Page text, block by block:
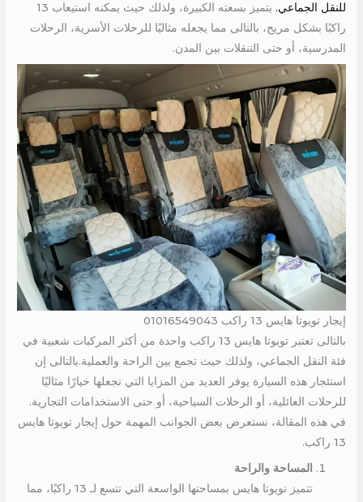
للنقل الجماعي.
يتميز بسعته الكبيرة، ولذلك حيث يمكنه استيعاب 13
راكبًا بشكل مريح، بالتالى مما يجعله مثاليًا للرحلات الأسرية، الرحلات
المدرسية، أو حتى التنقلات بين المدن.
إيجار تويوتا هايس 13 راكب 01016549043
بالتالى تعتبر تويوتا هايس 13 راكب واحدة من أكثر المركبات شعبية في
فئة النقل الجماعي، ولذلك حيث تجمع بين الراحة والعملية.بالتالى إن
استئجار هذه السيارة يوفر العديد من المزايا التي تجعلها خيارًا مثاليًا
للرحلات العائلية، أو الرحلات السياحية، أو حتى الاستخدامات التجارية.
في هذه المقالة، نستعرض بعض الجوانب المهمة حول إيجار تويوتا هايس
13 راكب.
المساحة والراحة
تتميز تويوتا هايس بمساحتها الواسعة التي تتسع لـ 13 راكبًا، مما